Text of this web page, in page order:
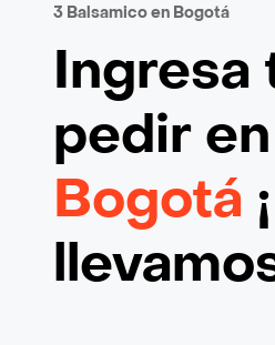
3 Balsamico en Bogotá
Ingresa
pedir en
Bogotá